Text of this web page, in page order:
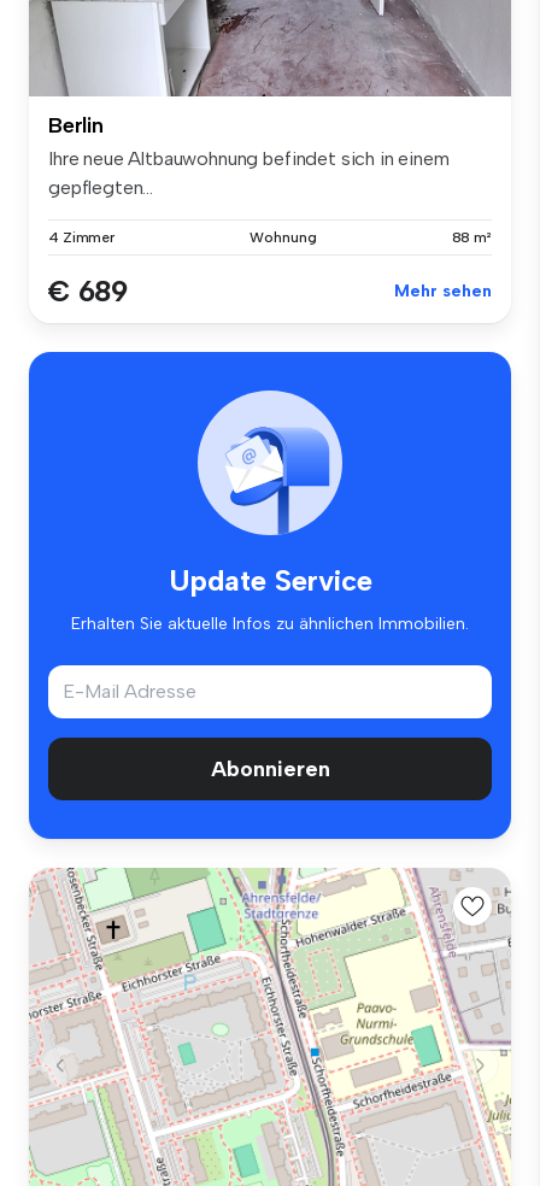
Berlin
Ihre neue Altbauwohnung befindet sich in einem
gepflegten...
4 Zimmer Wohnung 88 m²
€ 689 Mehr sehen
Update Service
Erhalten Sie aktuelle Infos zu ähnlichen Immobilien.
Abonnieren